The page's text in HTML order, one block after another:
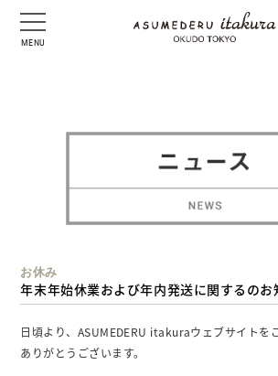
MENU
お休み
年末年始休業および年内発送に関するのお
日頃より、ASUMEDERU itakuraウェブサイトを
ありがとうございます。